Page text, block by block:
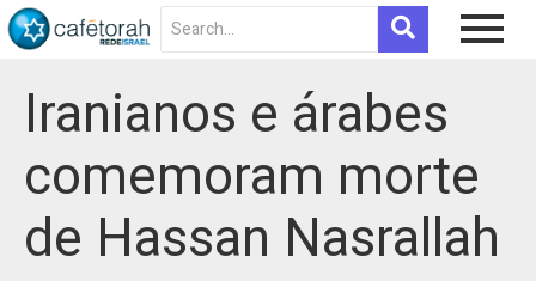
Iranianos e árabes
comemoram morte
de Hassan Nasrallah